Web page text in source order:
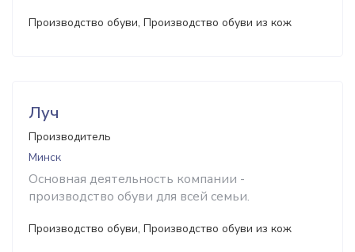
Производство обуви, Производство обуви из кож
Луч
Производитель
Минск
Основная деятельность компании -
производство обуви для всей семьи.
Производство обуви, Производство обуви из кож